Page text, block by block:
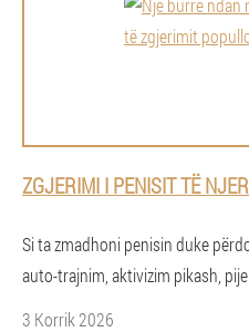
ZGJERIMI I PENISIT TË
Si ta zmadhoni penisin duke
auto-trajnim, aktivizim pikash,
3 Korrik 2026